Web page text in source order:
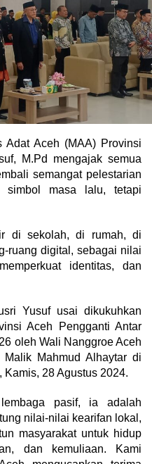
Adat Aceh (MAA) Provinsi
M.Pd mengajak semua
semangat pelestarian
simbol masa lalu, tetapi
di sekolah, di rumah, di
ruang digital, sebagai nilai
identitas, dan
Yusuf usai dikukuhkan
Aceh Pengganti Antar
oleh Wali Nanggroe Aceh
Mahmud Alhaytar di
28 Agustus 2024.
pasif, ia adalah
nilai-nilai kearifan lokal,
masyarakat untuk hidup
dan kemuliaan. Kami